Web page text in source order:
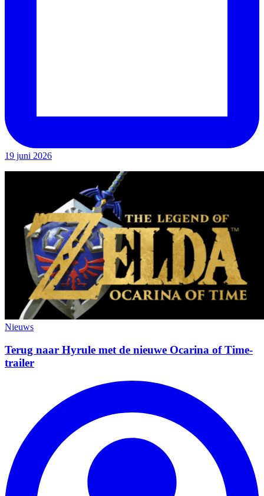
19 juni 2026
Nieuws
Terug naar Hyrule met de nieuwe Ocarina of Time-
trailer